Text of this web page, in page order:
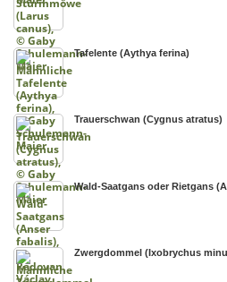
Tafelente (Aythya ferina)
Trauerschwan (Cygnus atratus)
Wald-Saatgans oder Rietgans
Zwergdommel (Ixobrychus